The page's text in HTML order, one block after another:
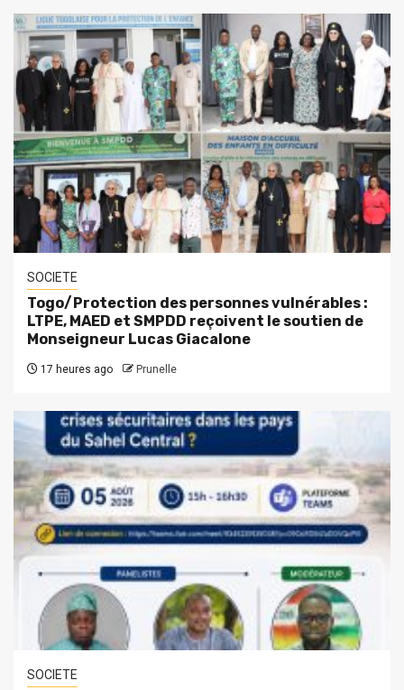
SOCIETE
Togo/Protection des personnes vulnérables :
LTPE, MAED et SMPDD reçoivent le soutien de
Monseigneur Lucas Giacalone
17 heures ago Prunelle
SOCIETE